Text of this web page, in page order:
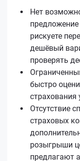
Нет
рискуете
дешёвый
проверять
быстро
страхования
Отсутствие
страховых
розыгрыши
предлагают